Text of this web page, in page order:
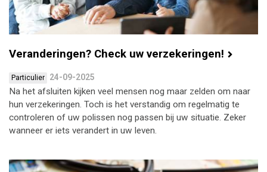
Veranderingen? Check uw verzekeringen!
Particulier 24-09-2025
Na het afsluiten kijken veel mensen nog maar zelden om naar
hun verzekeringen. Toch is het verstandig om regelmatig te
controleren of uw polissen nog passen bij uw situatie. Zeker
wanneer er iets verandert in uw leven.